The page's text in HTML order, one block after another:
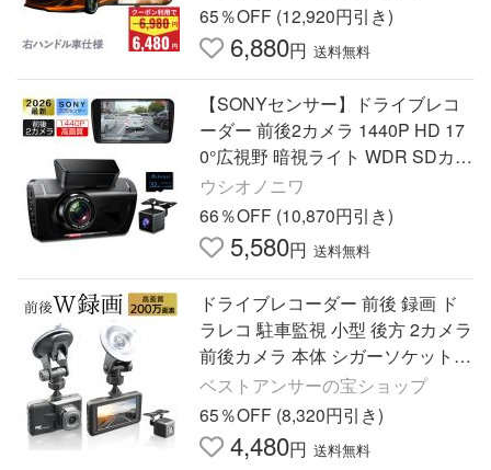
65％OFF (12,920円引き)
6,880円 送料無料
【SONYセンサー】ドライブレコ
ーダー 前後2カメラ 1440P HD 17
0°広視野 暗視ライト WDR SDカー
ド 録画 駐車監視 ノイズ対策 高画
質 衝撃録画 車用品
ウシオノニワ
66％OFF (10,870円引き)
5,580円 送料無料
ドライブレコーダー 前後 録画 ド
ラレコ 駐車監視 小型 後方 2カメラ
前後カメラ 本体 シガーソケット
爆買
ベストアンサーの宝ショップ
65％OFF (8,320円引き)
4,480円 送料無料